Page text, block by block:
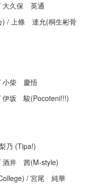
久保 英通
上條 達允(桐生彬骨
柴 慶悟
坂 駿(Pocoteni!!!)
(Tipa!)
井 茜(M-style)
/ 宮尾 純華